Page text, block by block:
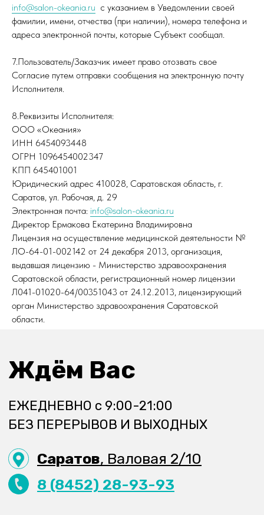
info@salon-okeania.ru с указанием в Уведомлении своей
фамилии, имени, отчества (при наличии), номера телефона и
адреса электронной почты, которые Субъект сообщал.
7.Пользователь/Заказчик имеет право отозвать свое
Согласие путем отправки сообщения на электронную почту
Исполнителя.
8.Реквизиты Исполнителя:
ООО «Океания»
ИНН 6454093448
ОГРН 1096454002347
КПП 645401001
Юридический адрес 410028, Саратовская область, г.
Саратов, ул. Рабочая, д. 29
Электронная почта: info@salon-okeania.ru
Директор Ермакова Екатерина Владимировна
Лицензия на осуществление медицинской деятельности №
ЛО-64-01-002142 от 24 декабря 2013, организация,
выдавшая лицензию - Министерство здравоохранения
Саратовской области, регистрационный номер лицензии
Л041-01020-64/00351043 от 24.12.2013, лицензирующий
орган Министерство здравоохранения Саратовской
области.
Ждём Вас
БЕЗ ПЕРЕРЫВОВ И ВЫХОДНЫХ
8 (8452) 28-93-93
Саратов
Обратная связь
Записаться на приём
Лицензия Л041-01020-64/00351043
от 24.12.2013г.
ОГРН 1096454002347